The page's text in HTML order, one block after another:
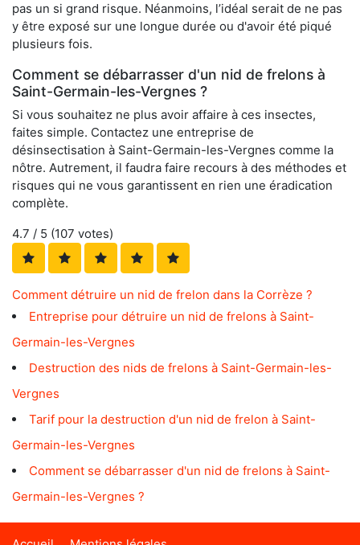
pas un si grand risque. Néanmoins, l’idéal serait de ne pas
y être exposé sur une longue durée ou d'avoir été piqué
plusieurs fois.
Comment se débarrasser d'un nid de frelons à
Saint-Germain-les-Vergnes ?
Si vous souhaitez ne plus avoir affaire à ces insectes,
faites simple. Contactez une entreprise de
désinsectisation à Saint-Germain-les-Vergnes comme la
nôtre. Autrement, il faudra faire recours à des méthodes et
risques qui ne vous garantissent en rien une éradication
complète.
4.7 / 5 (107 votes)
Comment détruire un nid de frelon dans la Corrèze ?
Entreprise pour détruire un nid de frelons à Saint-
Germain-les-Vergnes
Destruction des nids de frelons à Saint-Germain-les-
Vergnes
Tarif pour la destruction d'un nid de frelon à Saint-
Germain-les-Vergnes
Comment se débarrasser d'un nid de frelons à Saint-
Germain-les-Vergnes ?